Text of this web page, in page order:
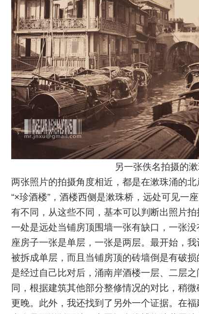
另一张佚名拍摄的
两张照片的拍摄角度相近，都是在漱珠涌的
“×珍酒楼”，酒楼西侧是漱珠桥，远处可见一
有不同，从这些不同，基本可以判断出照片拍
一处是远处当铺房顶围墙一张有缺口，一张
座房子一张是单层，一张是两层。最开始，
被拆成单层，而且当铺房顶的砖墙倒是有破
是经过自己比对后，涌南岸酒楼一层、二层
同，根据建筑其他部分整修情况的对比，稍
更晚。此外，我还找到了另外一个证据。在